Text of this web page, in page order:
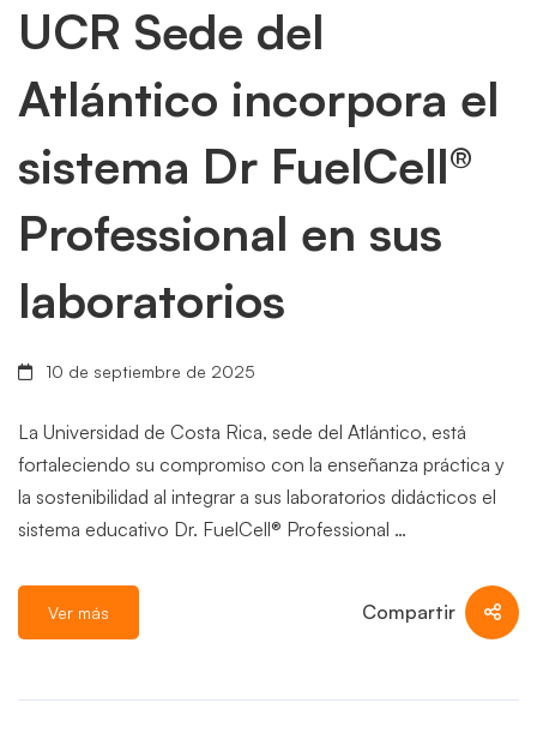
UCR Sede del
Atlántico incorpora el
sistema Dr FuelCell®
Professional en sus
laboratorios
10 de septiembre de 2025
La Universidad de Costa Rica, sede del Atlántico, está
fortaleciendo su compromiso con la enseñanza práctica y
la sostenibilidad al integrar a sus laboratorios didácticos el
sistema educativo Dr. FuelCell® Professional …
Ver más Compartir